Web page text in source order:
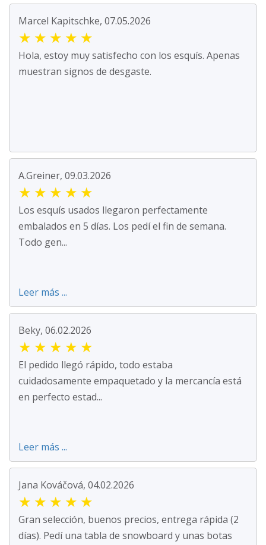
Marcel Kapitschke, 07.05.2026
★ ★ ★ ★ ★
Hola, estoy muy satisfecho con los esquís. Apenas
muestran signos de desgaste.
A.Greiner, 09.03.2026
★ ★ ★ ★ ★
Los esquís usados llegaron perfectamente
embalados en 5 días. Los pedí el fin de semana.
Todo gen...
Leer más ...
Beky, 06.02.2026
★ ★ ★ ★ ★
El pedido llegó rápido, todo estaba
cuidadosamente empaquetado y la mercancía está
en perfecto estad...
Leer más ...
Jana Kováčová, 04.02.2026
★ ★ ★ ★ ★
Gran selección, buenos precios, entrega rápida (2
días). Pedí una tabla de snowboard y unas botas